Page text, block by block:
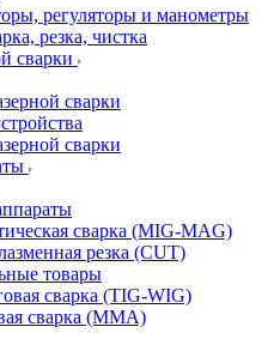
регуляторы и манометры
резка, чистка
сварки
сварки
сварки
сварка (MIG-MAG)
резка (CUT)
товары
сварка (TIG-WIG)
сварка (MMA)